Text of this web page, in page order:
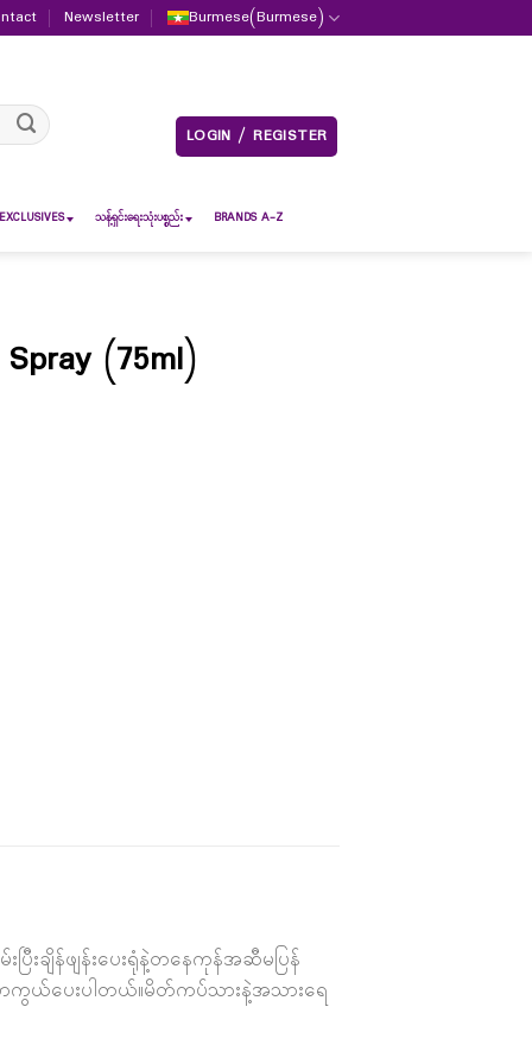
Newsletter Burmese(Burmese)
LOGIN / REGISTER
သန့်ရှင်းရေးသုံးပစ္စည်း BRANDS A-Z
(75ml)
းချိန်ဖျန်းပေးရုံနဲ့တနေကုန်အဆီမပြန်
ကွယ်ပေးပါတယ်။မိတ်ကပ်သားနဲ့အသားရေ